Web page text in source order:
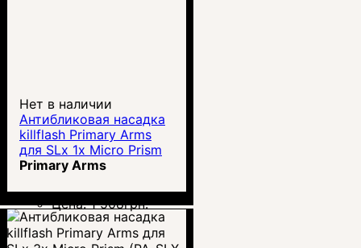
Нет в наличии
Антибликовая насадка
killflash Primary Arms
для SLx 1x Micro Prism
(PA-SLX-1XMP-ARD)
Primary Arms
Цена:1 508грн.